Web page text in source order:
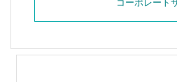
コーポレート